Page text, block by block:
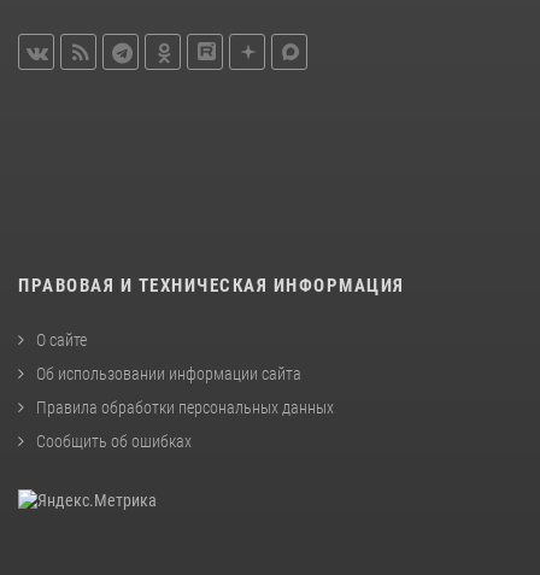
ПРАВОВАЯ И ТЕХНИЧЕСКАЯ ИНФОРМАЦИЯ
О сайте
Об использовании информации сайта
Правила обработки персональных данных
Сообщить об ошибках